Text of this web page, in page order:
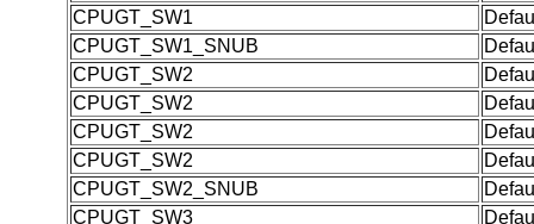
CPUGT_SW1
CPUGT_SW1_SNUB
CPUGT_SW2
CPUGT_SW2
CPUGT_SW2
CPUGT_SW2
CPUGT_SW2_SNUB
CPUGT_SW3